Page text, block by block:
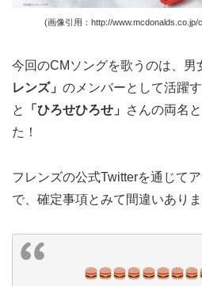
(画像引用：http://
今回のCMソングを歌うのは、男
レンズ」 のメンバーとして活躍
と
「ひろせひろせ」
さんの両名
た！
フレンズの公式Twitterを通じて
で、確定事項とみて間違いあり